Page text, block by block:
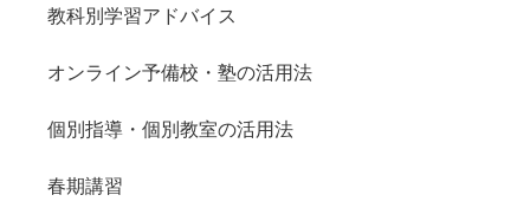
教科別学習アドバイス
オンライン予備校・塾の活用法
個別指導・個別教室の活用法
春期講習